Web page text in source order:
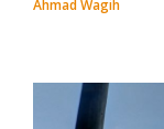
Ahmad Wagih